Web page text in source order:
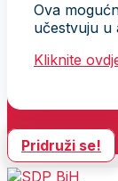
Ova
učestvuju u
Kliknite
Pridruži se!